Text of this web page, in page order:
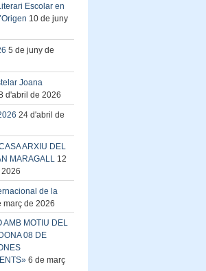
Escolar en
10 de juny
5 de juny de
Joana
d'abril de 2026
24 d'abril de
ARXIU DEL
MARAGALL 12
de la
març de 2026
AMB MOTIU DEL
08 DE
6 de març